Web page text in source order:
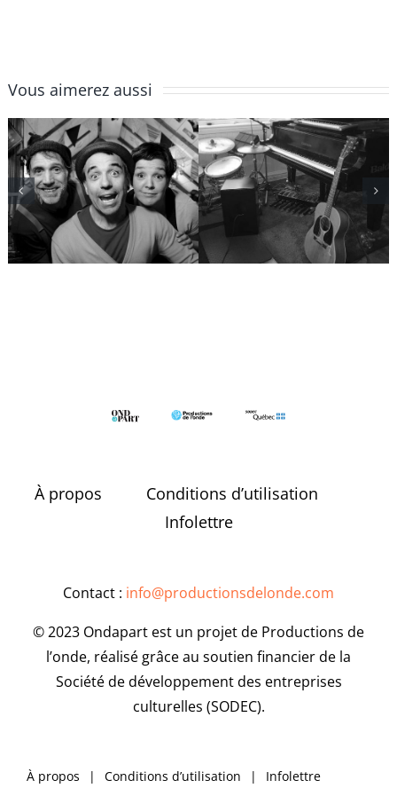
Vous aimerez aussi
J’m’en viens
chez vous!
Jean-
François
Groulx
solos/duos
À propos
Conditions d’utilisation
Infolettre
Contact : info@productionsdelonde.com
© 2023 Ondapart est un projet de Productions de
l’onde, réalisé grâce au soutien financier de la
Société de développement des entreprises
culturelles (SODEC).
À propos Conditions d’utilisation Infolettre